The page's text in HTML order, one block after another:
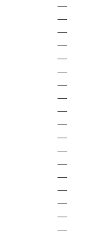
—
—
—
—
—
—
—
—
—
—
—
—
—
—
—
—
—
—